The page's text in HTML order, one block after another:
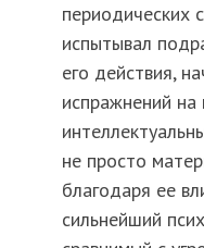
периодических
испытывал
его действия,
испражнений на
не просто
благодаря ее
сильнейший